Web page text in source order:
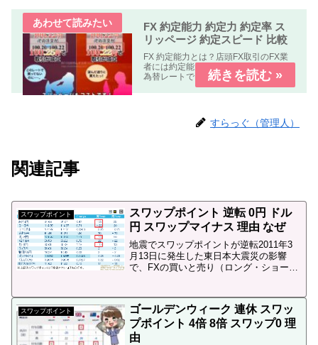
FX 約定能力 約定力 約定率 ス
リッページ 約定スピード 比較
FX 約定能力とは？店頭FX取引のFX業
者には約定能力の高いFX業者指定した
為替レートできちんと約定する。約定
能力の低いFX業者指定した為替レート
定能力 比較 まとめFX...
すらっぐ（管理人）
関連記事
スワップポイント
スワップポイント 逆転 0円 ドル
円 スワップマイナス 理由 なぜ
地震でスワップポイントが逆転2011年3
月13日に発生した東日本大震災の影響
で、FXの買いと売り（ロング・ショー
ば、（がいためどっとこむ）の場合、上
の画像の通りドル円（US...
スワップポイント
ゴールデンウィーク 連休 スワッ
プポイント 4倍 8倍 スワップ0 理
由